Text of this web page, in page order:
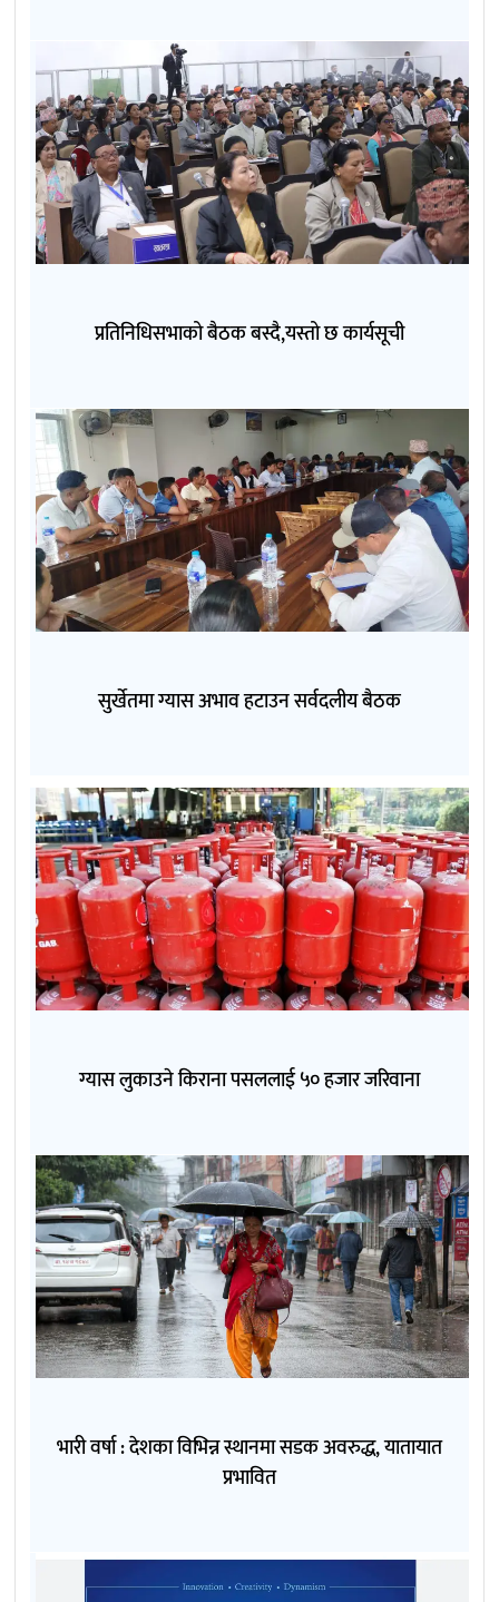
प्रतिनिधिसभाको बैठक बस्दै,यस्तो छ कार्यसूची
सुर्खेतमा ग्यास अभाव हटाउन सर्वदलीय बैठक
ग्यास लुकाउने किराना पसललाई ५० हजार जरिवाना
भारी वर्षा : देशका विभिन्न स्थानमा सडक अवरुद्ध, यातायात
प्रभावित